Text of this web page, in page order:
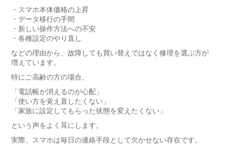
・スマホ本体価格の上昇
・データ移行の手間
・新しい操作方法への不安
・各種設定のやり直し
などの理由から、故障しても買い替えではなく修理を選ぶ方が
増えています。
特にご高齢の方の場合、
「電話帳が消えるのが心配」
「使い方を覚え直したくない」
「家族に設定してもらった状態を変えたくない」
という声をよく耳にします。
実際、スマホは毎日の連絡手段として欠かせない存在です。